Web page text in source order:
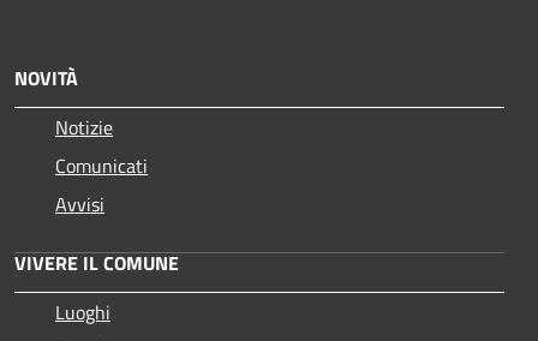
NOVITÀ
Notizie
Comunicati
Avvisi
VIVERE IL COMUNE
Luoghi